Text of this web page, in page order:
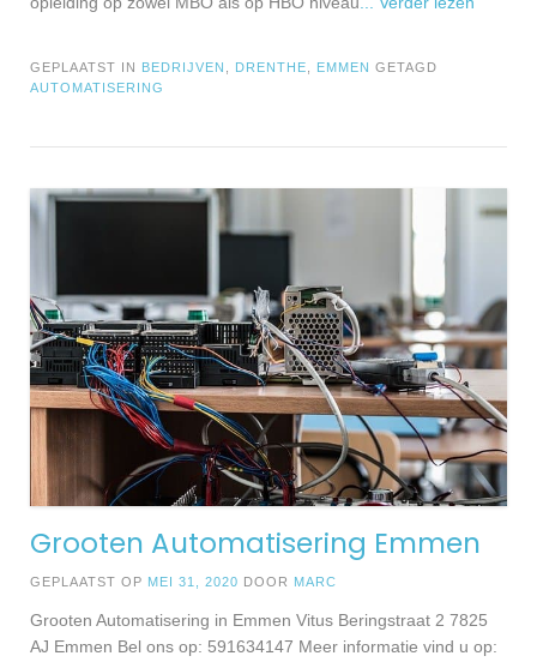
GEPLAATST IN BEDRIJVEN DRENTHE EMMEN GETAGD
AUTOMATISERING
Grooten Automatisering Emmen
GEPLAATST OP MEI 31, 2020 DOOR MARC
Grooten Automatisering in Emmen Vitus Beringstraat 2 7825
AJ Emmen Bel ons op: 591634147 Meer informatie vind u op: